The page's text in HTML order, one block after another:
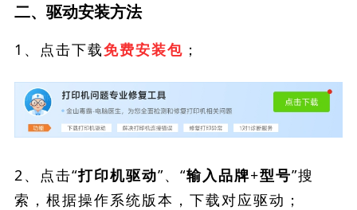
二、驱动安装方法
1、点击下载免费安装包 ；
2、点击“打印机驱动”、“输入品牌+型号”搜
索，根据操作系统版本，下载对应驱动；